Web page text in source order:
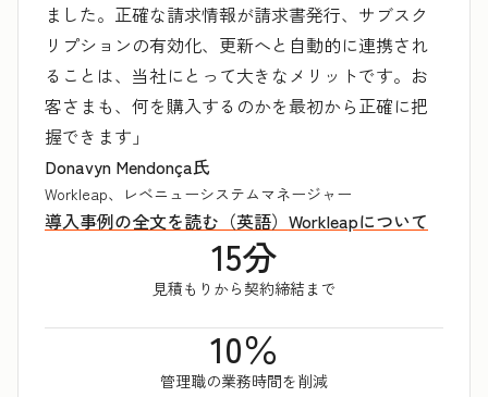
ました。正確な請求情報が請求書発行、サブスク
リプションの有効化、更新へと自動的に連携され
ることは、当社にとって大きなメリットです。お
客さまも、何を購入するのかを最初から正確に把
握できます」
Donavyn Mendonça氏
Workleap、レベニューシステムマネージャー
導入事例の全文を読む（英語） Workleapについて
15分
見積もりから契約締結まで
10％
管理職の業務時間を削減